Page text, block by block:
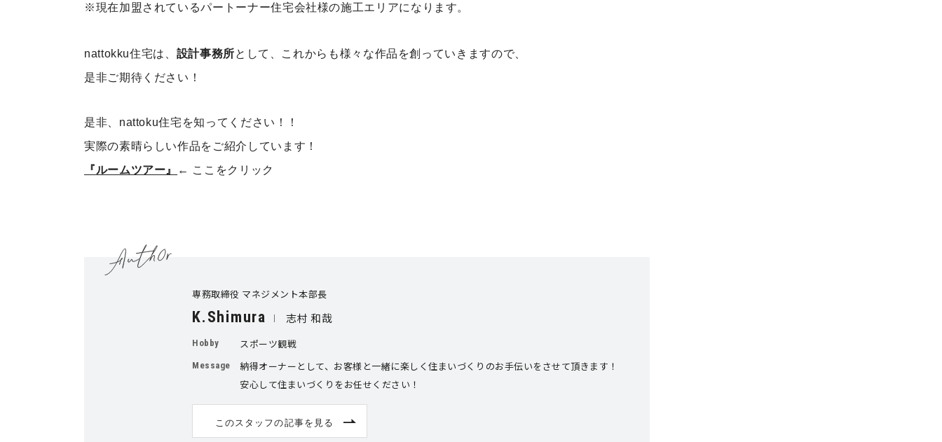
※現在加盟されているパートーナー住宅会社様の施工エリアになります。
nattokku住宅は、 設計事務所として、これからも様々な作品を創っていきますので、
是非ご期待ください！
是非、nattoku住宅を知ってください！！
実際の素晴らしい作品をご紹介しています！
『ルームツアー』
← ここをクリック
専務取締役 マネジメント本部長
K.Shimura 志村 和哉
Hobby スポーツ観戦
Message
納得オーナーとして、お客様と一緒に楽しく住まいづくりのお手伝いをさせて頂きます！
安心して住まいづくりをお任せください！
このスタッフの記事を見る